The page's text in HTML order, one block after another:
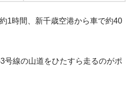
1時間、新千歳空港から車で約40
号線の山道をひたすら走るのがポ